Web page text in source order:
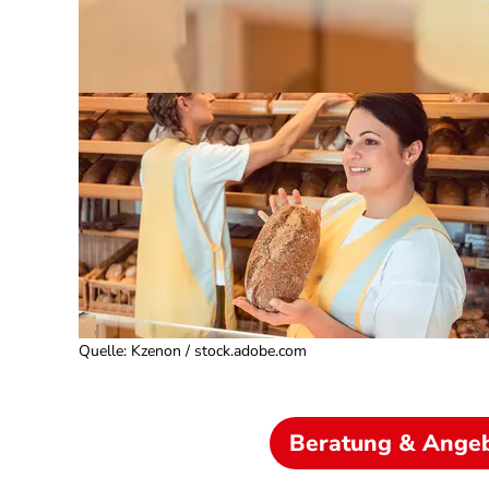
Quelle: Kzenon / stock.adobe.com
Beratung &